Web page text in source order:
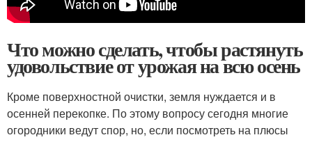
Что можно сделать, чтобы растянуть
удовольствие от урожая на всю осень
Кроме поверхностной очистки, земля нуждается и в
осенней перекопке. По этому вопросу сегодня многие
огородники ведут спор, но, если посмотреть на плюсы